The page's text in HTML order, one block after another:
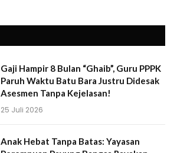
Gaji Hampir 8 Bulan “Ghaib”, Guru PPPK
Paruh Waktu Batu Bara Justru Didesak
Asesmen Tanpa Kejelasan!
25 Juli 2026
Anak Hebat Tanpa Batas: Yayasan